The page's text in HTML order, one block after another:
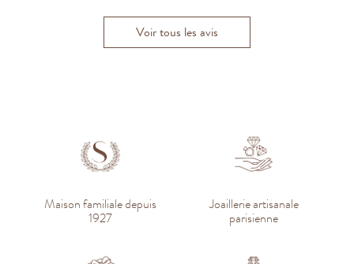
Voir tous les avis
Maison familiale depuis
1927
Joaillerie artisanale
parisienne